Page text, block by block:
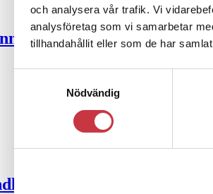
och analysera vår trafik. Vi
analysföretag som vi samarbetar
tillhandahållit eller som de har
Nödvändig
fel: ”Kommer att
om kunskapsstyrning –